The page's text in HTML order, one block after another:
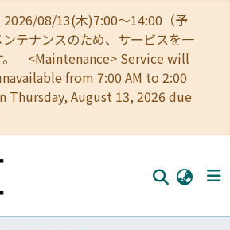
2026/08/13(木)7:00～14:00（予
テナンスのため、サービスを一
。 <Maintenance> Service will
from 7:00 AM to 2:00
Thursday, August 13, 2026 due